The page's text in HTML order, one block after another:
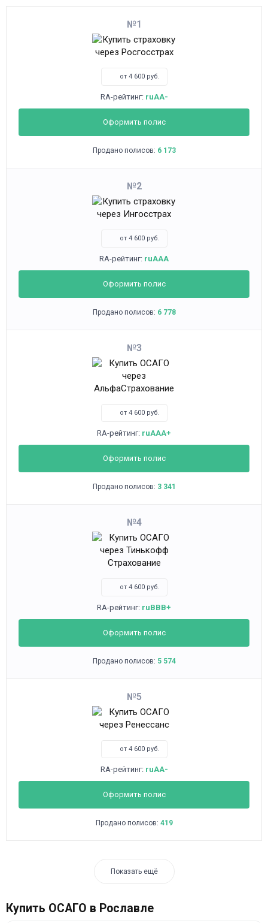
1
от 4 600 руб.
RA-рейтинг: ruAA-
Оформить полис
Продано полисов: 6 173
2
от 4 600 руб.
RA-рейтинг: ruAAA
Оформить полис
Продано полисов: 6 778
3
от 4 600 руб.
RA-рейтинг: ruAAA+
Оформить полис
Продано полисов: 3 341
4
от 4 600 руб.
RA-рейтинг: ruBBB+
Оформить полис
Продано полисов: 5 574
5
от 4 600 руб.
RA-рейтинг: ruAA-
Оформить полис
Продано полисов: 419
Показать ещё
Купить ОСАГО в Рославле